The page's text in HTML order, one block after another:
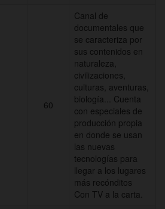
60
Canal de
documentales que
se caracteriza por
sus contenidos en
naturaleza,
civilizaciones,
culturas, aventuras,
biología... Cuenta
con especiales de
producción propia
en donde se usan
las nuevas
tecnologías para
llegar a los lugares
más recónditos
Con TV a la carta.